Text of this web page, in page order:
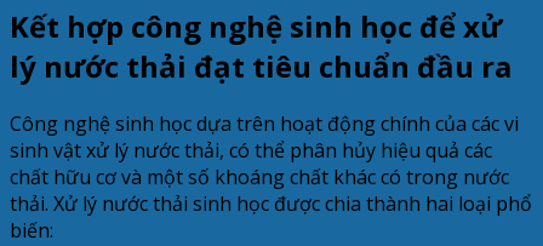
Kết hợp công nghệ sinh học để xử
lý nước thải đạt tiêu chuẩn đầu ra
Công nghệ sinh học dựa trên hoạt động chính của các vi
sinh vật xử lý nước thải, có thể phân hủy hiệu quả các
chất hữu cơ và một số khoáng chất khác có trong nước
thải. Xử lý nước thải sinh học được chia thành hai loại phổ
biến: